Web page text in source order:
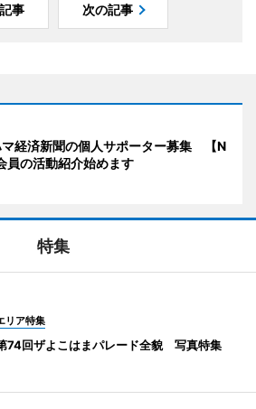
事 次の記事
マ経済新聞の個人サポーター募集 【N
員の活動紹介始めます
特集
リア特集
74回ザよこはまパレード全貌 写真特集